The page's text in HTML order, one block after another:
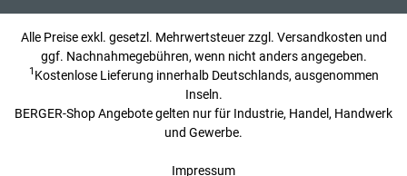
Alle Preise exkl. gesetzl. Mehrwertsteuer zzgl. Versandkosten und
ggf. Nachnahmegebühren, wenn nicht anders angegeben.
1 Kostenlose Lieferung innerhalb Deutschlands, ausgenommen
Inseln.
BERGER-Shop Angebote gelten nur für Industrie, Handel, Handwerk
und Gewerbe.
Impressum